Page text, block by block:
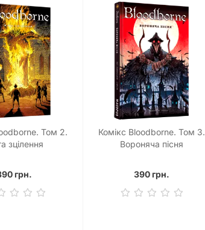
Том 2.
зцілення
грн.
Комікс Bloodborne. Том 3.
Вороняча пісня
390 грн.